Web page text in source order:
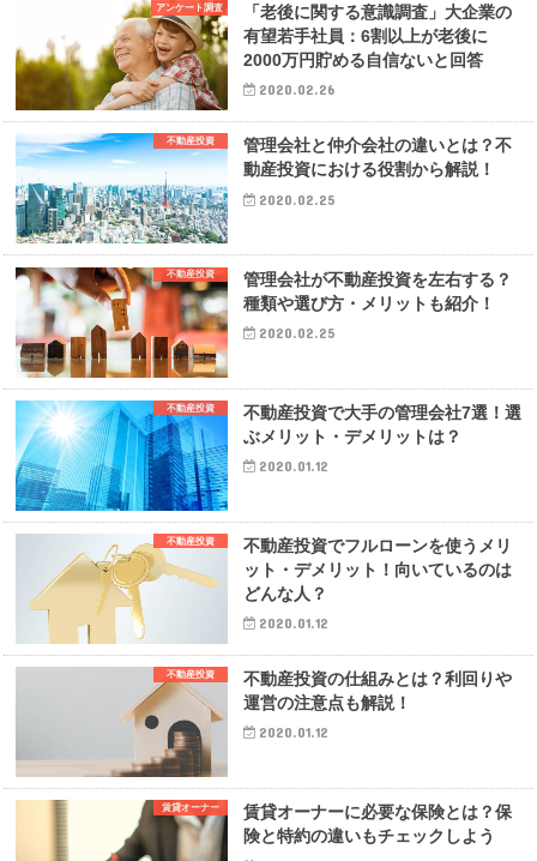
アンケート調査
「老後に関する意識調査」大企業の
有望若手社員：6割以上が老後に
2000万円貯める自信ないと回答
2020.02.26
不動産投資
管理会社と仲介会社の違いとは？不
動産投資における役割から解説！
2020.02.25
不動産投資
管理会社が不動産投資を左右する？
種類や選び方・メリットも紹介！
2020.02.25
不動産投資
不動産投資で大手の管理会社7選！選
ぶメリット・デメリットは？
2020.01.12
不動産投資
不動産投資でフルローンを使うメリ
ット・デメリット！向いているのは
どんな人？
2020.01.12
不動産投資
不動産投資の仕組みとは？利回りや
運営の注意点も解説！
2020.01.12
賃貸オーナー
賃貸オーナーに必要な保険とは？保
険と特約の違いもチェックしよう